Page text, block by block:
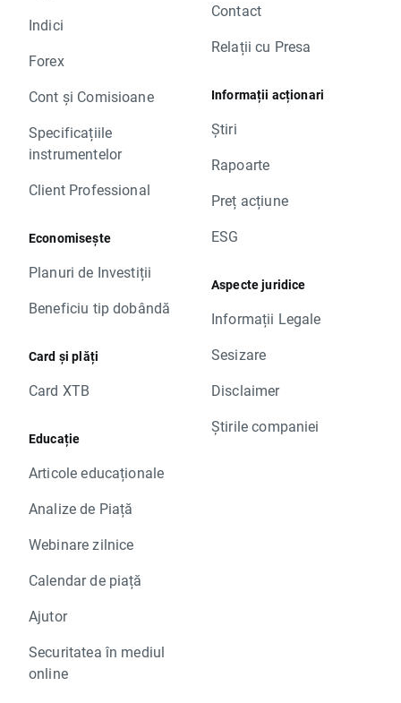
Indici
Forex
Cont și Comisioane
Specificațiile
instrumentelor
Client Professional
Economisește
Planuri de Investiții
Beneficiu tip dobândă
Card și plăți
Card XTB
Educație
Articole educaționale
Analize de Piață
Webinare zilnice
Calendar de piață
Ajutor
Securitatea în mediul
online
Contact
Relații cu Presa
Informații acționari
Știri
Rapoarte
Preț acțiune
ESG
Aspecte juridice
Informații Legale
Sesizare
Disclaimer
Știrile companiei